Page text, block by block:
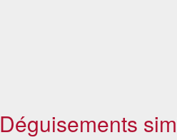
Déguisements